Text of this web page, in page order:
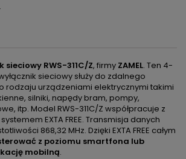
sieciowy RWS-311C/Z, firmy ZAMEL. Ten 4-
sieciowy służy do zdalnego
rodzaju urządzeniami elektrycznymi takimi
silniki, napędy bram, pompy,
itp. Model RWS-311C/Z współpracuje z
EXTA FREE. Transmisja danych
868,32 MHz. Dzięki EXTA FREE całym
z poziomu smartfona lub
mobilną.